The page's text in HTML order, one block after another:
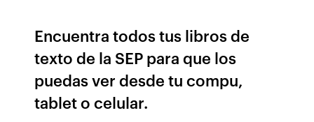
Encuentra todos tus libros de
texto de la SEP para que los
puedas ver desde tu compu,
tablet o celular.